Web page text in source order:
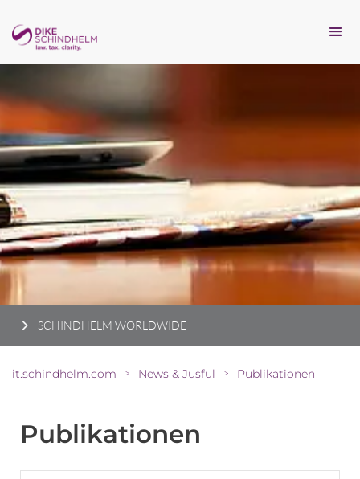
SCHINDHELM WORLDWIDE
it.schindhelm.com > News & Jusful > Publikationen
Publikationen